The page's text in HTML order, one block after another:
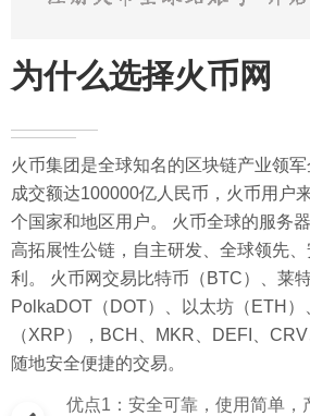
为什么选择火币网
火币集团是全球知名的区块链产业领
成交额达100000亿人民币，火币用户
个国家和地区用户。 火币全球的服务
高拓展性公链，自主研发、全球领先
利。 火币网交易比特币（BTC）、莱
PolkaDOT（DOT）、以太坊（ETH）
（XRP），BCH、MKR、DEFI、
随地安全便捷的交易。
优点1：安全可靠，使用简单，